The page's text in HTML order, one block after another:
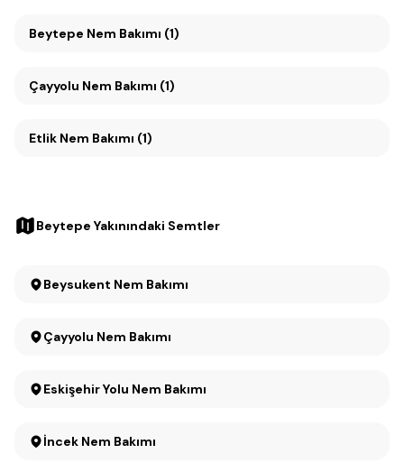
Beytepe Nem Bakımı (1)
Çayyolu Nem Bakımı (1)
Etlik Nem Bakımı (1)
Beytepe Yakınındaki Semtler
Beysukent Nem Bakımı
Çayyolu Nem Bakımı
Eskişehir Yolu Nem Bakımı
İncek Nem Bakımı